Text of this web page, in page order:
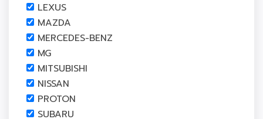
LEXUS
MAZDA
MERCEDES-BENZ
MG
MITSUBISHI
NISSAN
PROTON
SUBARU